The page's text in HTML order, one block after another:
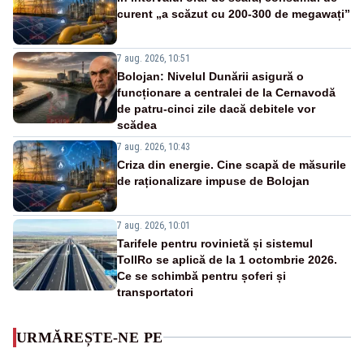
curent „a scăzut cu 200-300 de megawați”
7 aug. 2026, 10:51
Bolojan: Nivelul Dunării asigură o
funcționare a centralei de la Cernavodă
de patru-cinci zile dacă debitele vor
scădea
7 aug. 2026, 10:43
Criza din energie. Cine scapă de măsurile
de raționalizare impuse de Bolojan
7 aug. 2026, 10:01
Tarifele pentru rovinietă și sistemul
TollRo se aplică de la 1 octombrie 2026.
Ce se schimbă pentru șoferi și
transportatori
URMĂREȘTE-NE PE